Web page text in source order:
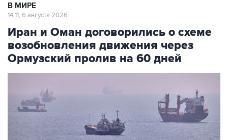
В МИРЕ
14:11, 6 августа 2026
Иран и Оман договорились о схеме
возобновления движения через
Ормузский пролив на 60 дней